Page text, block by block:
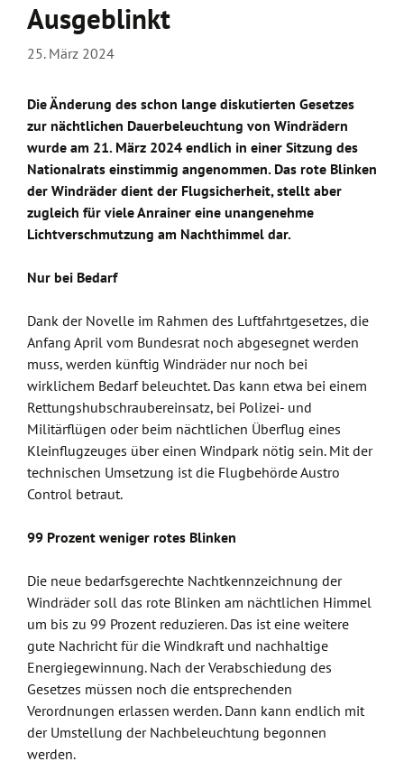
Ausgeblinkt
25. März 2024
Die Änderung des schon lange diskutierten Gesetzes
zur nächtlichen Dauerbeleuchtung von Windrädern
wurde am 21. März 2024 endlich in einer Sitzung des
Nationalrats einstimmig angenommen. Das rote Blinken
der Windräder dient der Flugsicherheit, stellt aber
zugleich für viele Anrainer eine unangenehme
Lichtverschmutzung am Nachthimmel dar.
Nur bei Bedarf
Dank der Novelle im Rahmen des Luftfahrtgesetzes, die
Anfang April vom Bundesrat noch abgesegnet werden
muss, werden künftig Windräder nur noch bei
wirklichem Bedarf beleuchtet. Das kann etwa bei einem
Rettungshubschraubereinsatz, bei Polizei- und
Militärflügen oder beim nächtlichen Überflug eines
Kleinflugzeuges über einen Windpark nötig sein. Mit der
technischen Umsetzung ist die Flugbehörde Austro
Control betraut.
99 Prozent weniger rotes Blinken
Die neue bedarfsgerechte Nachtkennzeichnung der
Windräder soll das rote Blinken am nächtlichen Himmel
um bis zu 99 Prozent reduzieren. Das ist eine weitere
gute Nachricht für die Windkraft und nachhaltige
Energiegewinnung. Nach der Verabschiedung des
Gesetzes müssen noch die entsprechenden
Verordnungen erlassen werden. Dann kann endlich mit
der Umstellung der Nachbeleuchtung begonnen
werden.